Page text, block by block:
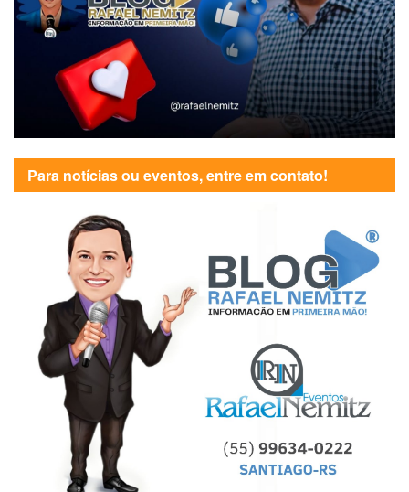
Para notícias ou eventos, entre em contato!